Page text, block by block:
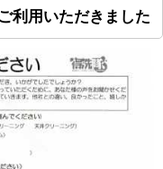
利用いただきました